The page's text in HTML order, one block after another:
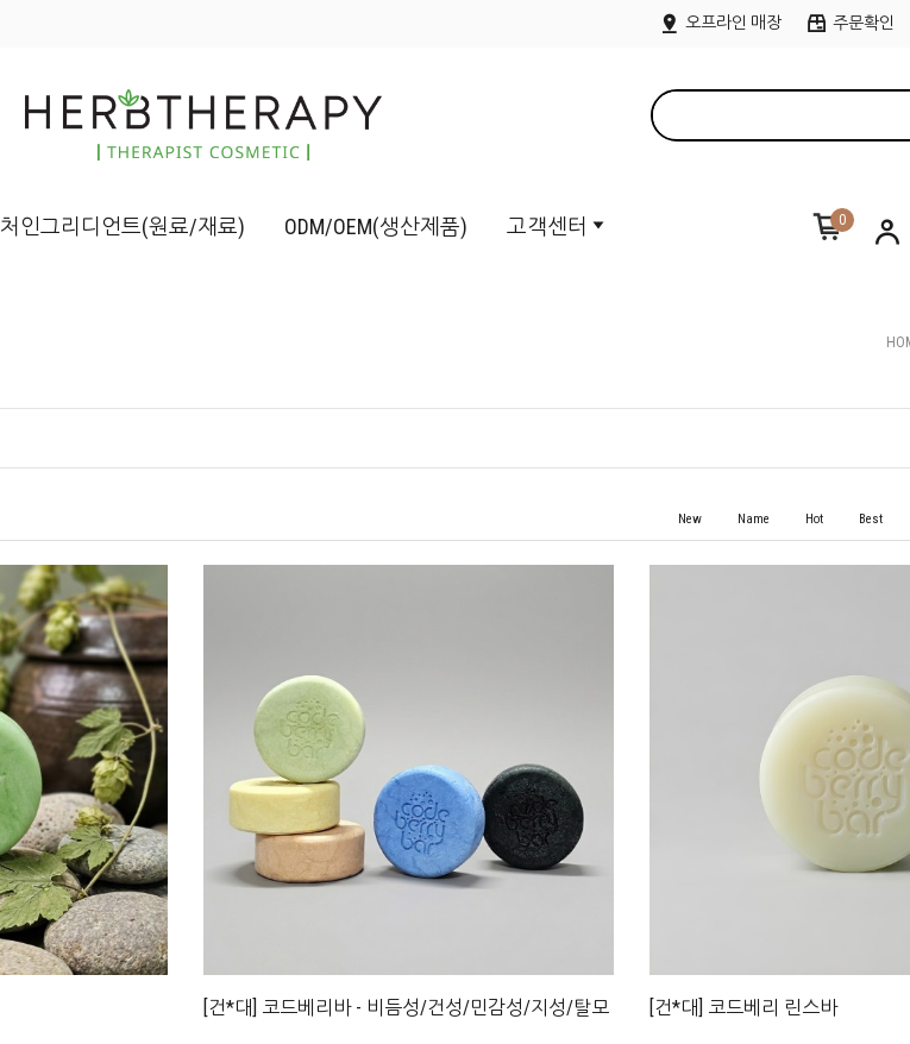
오프라인 매장 주문확인
인그리디언트(원료/재료) ODM/OEM(생산제품) 고객센터 0
New Name Hot Best
[건*대] 코드베리바 - 비듬성/건성/민감성/지성/탈모 [건*대] 코드베리 린스바